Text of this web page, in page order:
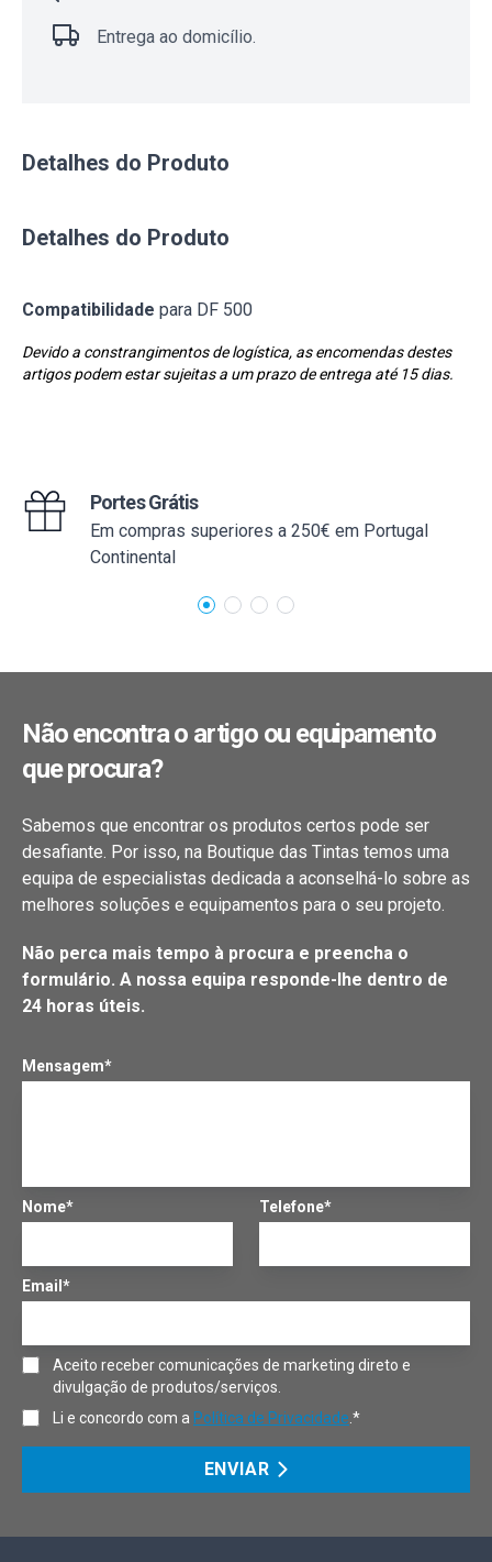
Entrega ao domicílio.
Detalhes do Produto
Detalhes do Produto
Compatibilidade para DF 500
Devido a constrangimentos de logística, as encomendas destes
artigos podem estar sujeitas a um prazo de entrega até 15 dias.
Portes Grátis
Em compras superiores a 250€ em Portugal
Continental
Não encontra o artigo ou equipamento
que procura?
Sabemos que encontrar os produtos certos pode ser
desafiante. Por isso, na Boutique das Tintas temos uma
equipa de especialistas dedicada a aconselhá-lo sobre as
melhores soluções e equipamentos para o seu projeto.
Não perca mais tempo à procura e preencha o
formulário. A nossa equipa responde-lhe dentro de
24 horas úteis.
Mensagem*
Nome* Telefone*
Email*
Aceito receber comunicações de marketing direto e
divulgação de produtos/serviços.
Li e concordo com a Política de Privacidade .*
ENVIAR